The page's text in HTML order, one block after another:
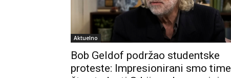
Aktuelno
Bob Geldof podržao studentske
proteste: Impresionirani smo time